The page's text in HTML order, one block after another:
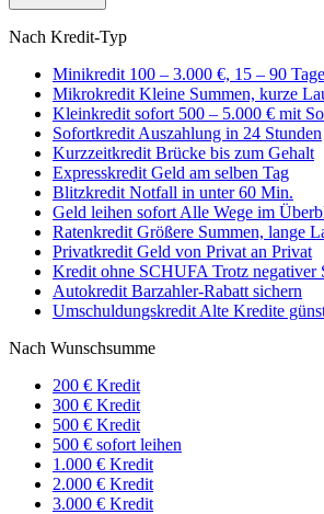
Nach Kredit-Typ
Minikredit 100 – 3.000 €, 15 – 90 Tage
Mikrokredit Kleine Summen, kurze
Kleinkredit sofort 500 – 5.000 € mit
Sofortkredit Auszahlung in 24 Stunden
Kurzzeitkredit Brücke bis zum Gehalt
Expresskredit Geld am selben Tag
Blitzkredit Notfall in unter 60 Min.
Geld leihen sofort Alle Wege im
Ratenkredit Größere Summen, lange
Privatkredit Geld von Privat an Privat
Kredit ohne SCHUFA Trotz negativer
Autokredit Barzahler-Rabatt sichern
Umschuldungskredit Alte Kredite
Nach Wunschsumme
200 € Kredit
300 € Kredit
500 € Kredit
500 € sofort leihen
1.000 € Kredit
2.000 € Kredit
3.000 € Kredit